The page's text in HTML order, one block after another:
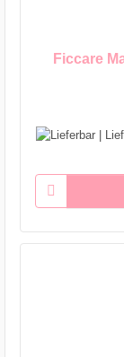
Ficcare